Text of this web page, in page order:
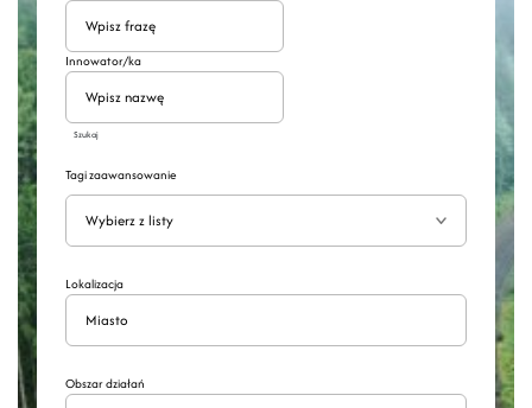
Innowator/ka
Szukaj
Tagi zaawansowanie
Wyszukaj Rozwiń
Lokalizacja
Obszar działań